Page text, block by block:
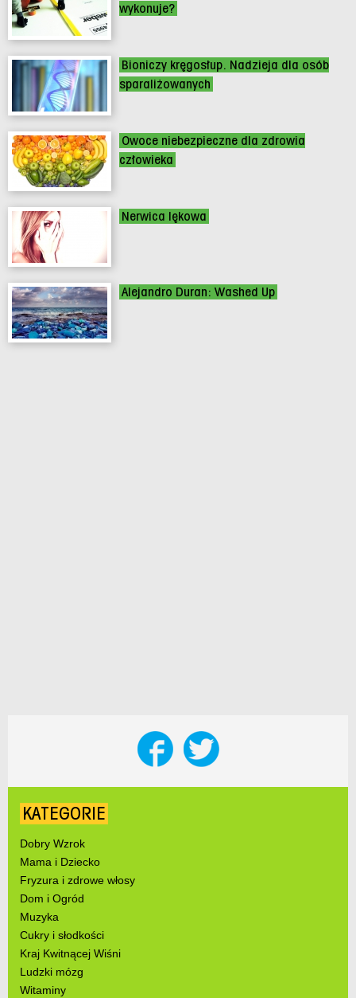
wykonuje?
Bioniczy kręgosłup. Nadzieja dla osób
sparaliżowanych
Owoce niebezpieczne dla zdrowia
człowieka
Nerwica lękowa
Alejandro Duran: Washed Up
KATEGORIE
Dobry Wzrok
Mama i Dziecko
Fryzura i zdrowe włosy
Dom i Ogród
Muzyka
Cukry i słodkości
Kraj Kwitnącej Wiśni
Ludzki mózg
Witaminy